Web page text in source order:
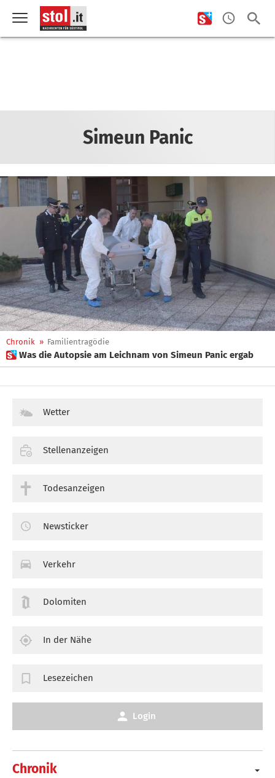
Simeun Panic
Chronik » Familientragödie
 Was die Autopsie am Leichnam von Simeun Panic ergab
Chronik
Wetter
Stellenanzeigen
Todesanzeigen
Newsticker
Verkehr
Dolomiten
In der Nähe
Lesezeichen
Login